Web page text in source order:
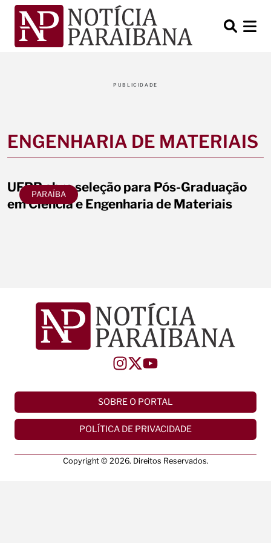
PUBLICIDADE
ENGENHARIA DE MATERIAIS
PARAÍBA
UFPB abre seleção para Pós-Graduação
em Ciência e Engenharia de Materiais
SOBRE O PORTAL
POLÍTICA DE PRIVACIDADE
Copyright © 2026. Direitos Reservados.